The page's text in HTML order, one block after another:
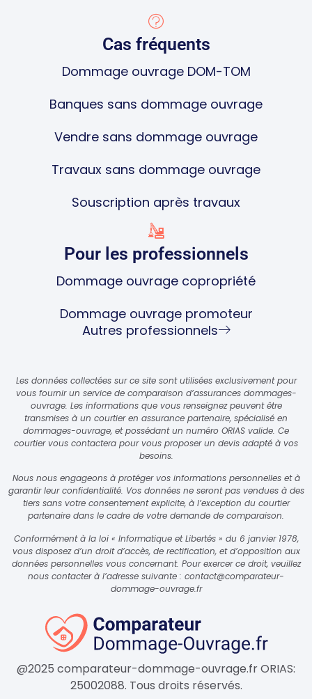
Cas fréquents
Dommage ouvrage DOM-TOM
Banques sans dommage ouvrage
Vendre sans dommage ouvrage
Travaux sans dommage ouvrage
Souscription après travaux
Pour les professionnels
Dommage ouvrage copropriété
Dommage ouvrage promoteur
Autres professionnels
Les données collectées sur ce site sont utilisées exclusivement pour
vous fournir un service de comparaison d’assurances dommages-
ouvrage. Les informations que vous renseignez peuvent être
transmises à un courtier en assurance partenaire, spécialisé en
dommages-ouvrage, et possédant un numéro ORIAS valide. Ce
courtier vous contactera pour vous proposer un devis adapté à vos
besoins.
Nous nous engageons à protéger vos informations personnelles et à
garantir leur confidentialité. Vos données ne seront pas vendues à des
tiers sans votre consentement explicite, à l’exception du courtier
partenaire dans le cadre de votre demande de comparaison.
Conformément à la loi « Informatique et Libertés » du 6 janvier 1978,
vous disposez d’un droit d’accès, de rectification, et d’opposition aux
données personnelles vous concernant. Pour exercer ce droit, veuillez
nous contacter à l’adresse suivante : contact@comparateur-
dommage-ouvrage.fr
@2025 comparateur-dommage-ouvrage.fr ORIAS:
25002088. Tous droits réservés.